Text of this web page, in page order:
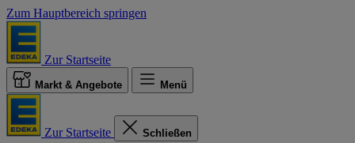
Zum Hauptbereich springen
Zur Startseite
Markt & Angebote Menü
Zur Startseite Schließen